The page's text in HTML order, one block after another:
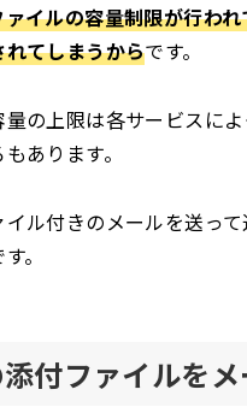
イルの容量制限が行わ
てしまうからです。
の上限は各サービスに
あります。
ル付きのメールを送っ
。
付ファイルを